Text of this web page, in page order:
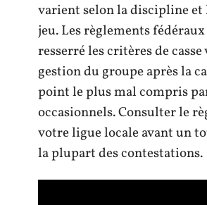
varient selon la discipline et
jeu. Les règlements
resserré les critères de
gestion du groupe après la
point le plus mal compris
occasionnels. Consulter le
votre ligue locale avant un
la plupart des contestations.